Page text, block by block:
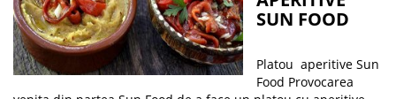
SUN FOOD
Platou aperitive Sun
Food Provocarea